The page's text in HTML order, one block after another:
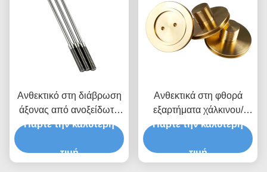
Ανθεκτικό στη διάβρωση
άξονας από ανοξείδωτο
χάλυβα υψηλής ακρίβειας
μηχανικά μέρη άξονα
Πάρτε την καλύτερη
τιμή
Ανθεκτικά στη φθορά
εξαρτήματα χάλκινου/
μπρούτζου C36000 CNC
Πάρτε την καλύτερη
τιμή